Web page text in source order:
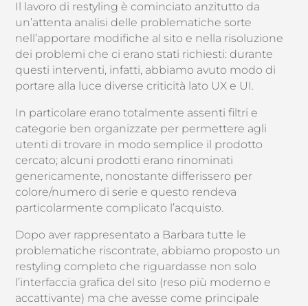
Il lavoro di restyling è cominciato anzitutto da
un’attenta analisi delle problematiche sorte
nell’apportare modifiche al sito e nella risoluzione
dei problemi che ci erano stati richiesti: durante
questi interventi, infatti, abbiamo avuto modo di
portare alla luce diverse criticità lato UX e UI.
In particolare erano totalmente assenti filtri e
categorie ben organizzate per permettere agli
utenti di trovare in modo semplice il prodotto
cercato; alcuni prodotti erano rinominati
genericamente, nonostante differissero per
colore/numero di serie e questo rendeva
particolarmente complicato l’acquisto.
Dopo aver rappresentato a Barbara tutte le
problematiche riscontrate, abbiamo proposto un
restyling completo che riguardasse non solo
l’interfaccia grafica del sito (reso più moderno e
accattivante) ma che avesse come principale